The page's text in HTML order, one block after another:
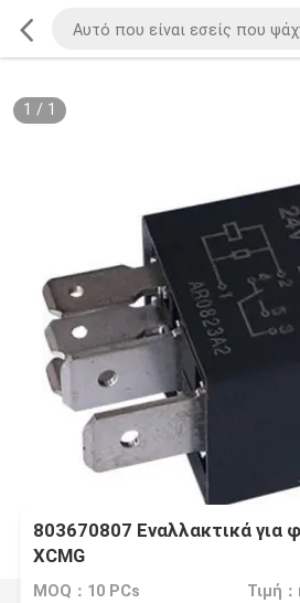
1 / 1
803670807 Εναλλακτικά για
XCMG
MOQ：10 PCs Τιμή